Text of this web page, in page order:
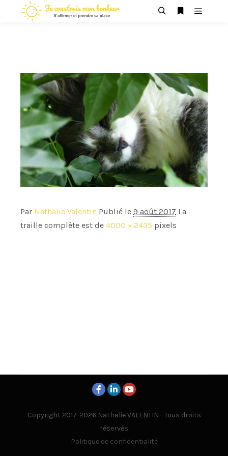
Par Nathalie Valentin Publié le 9 août 2017 La
traille complète est de 4000 × 2435 pixels
Copyright 2017-2026 Nathalie VALENTIN - Tous droits
réservés
Politique de confidentialité